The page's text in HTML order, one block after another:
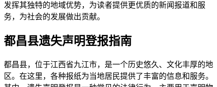
发挥其独特的地域优势，为读者提供更优质的新闻报道和服
务，为社会的发展做出贡献。
都昌县遗失声明登报指南
都昌县，位于江西省九江市，是一个历史悠久、文化丰厚的地
区。在这里，各种报纸为当地居民提供了丰富的信息和服务。